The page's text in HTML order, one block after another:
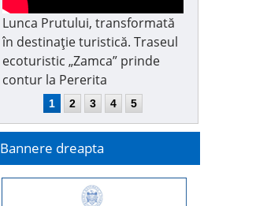
Lunca Prutului, transformată
în destinație turistică. Traseul
ecoturistic „Zamca” prinde
contur la Pererita
1 2 3 4 5
Bannere dreapta